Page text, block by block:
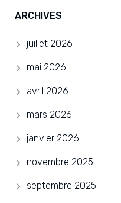
ARCHIVES
juillet 2026
mai 2026
avril 2026
mars 2026
janvier 2026
novembre 2025
septembre 2025